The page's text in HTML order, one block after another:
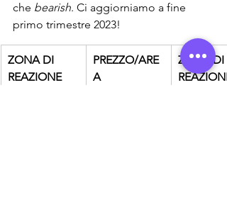
che bearish. Ci aggiorniamo a fine
primo trimestre 2023!
​ZONA DI
REAZIONE
PREZZO/ARE
A
ZONA DI